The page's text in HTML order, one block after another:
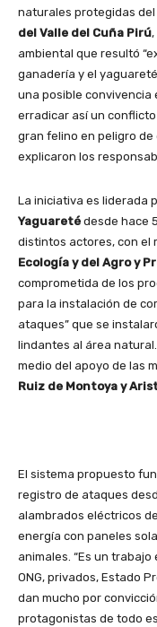
naturales protegidas del
del Valle del Cuña Pirú
ambiental que resultó
ganadería y el
una posible convivencia
erradicar así un
gran felino en peligro de
explicaron los
La iniciativa es liderada
Yaguareté desde hace
distintos actores, con el
Ecología y del Agro y
comprometida de los
para la instalación de
ataques” que se
lindantes al área
medio del apoyo de las
Ruiz de Montoya y
El sistema propuesto
registro de ataques
alambrados eléctricos
energía con paneles
animales. “Es un
ONG, privados, Estado
dan mucho por
protagonistas de todo